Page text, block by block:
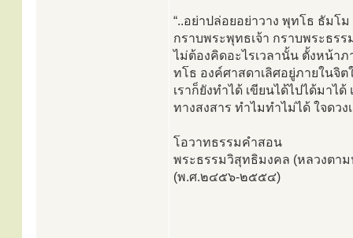
“..อย่าปล่อยอย่าวาง พุทโธ ธัมโ
กราบพระพุทธเจ้า กราบพระธร
ไม่ต้องคิดอะไรเวลานั้น ตั้งหน้า
ทโธ องค์ศาสดาเลิศอยู่ภายในจิ
เราก็ยังทำได้ เขียนได้ไปได้มาไ
ทางสงสาร ทำไมทำไม่ได้ ใจดว
โอวาทธรรมคำสอน
พระธรรมวิสุทธิมงคล (หลวงตา
(พ.ศ.๒๔๕๖-๒๕๕๔)